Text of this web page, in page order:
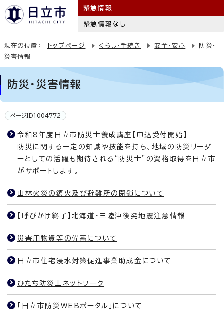
緊急情報
緊急情報なし
現在の位置： トップページ くらし・手続き 安全・安心
防災・
災害情報
防災・災害情報
ページID1004772
令和8年度日立市防災士養成講座【申込受付開始】
防災に関する一定の知識や技能を持ち、地域の防災リーダ
ーとしての活躍も期待される“防災士”の資格取得を日立市
がサポートします。
山林火災の鎮火及び避難所の閉鎖について
【呼びかけ終了】北海道・三陸沖後発地震注意情報
災害用物資等の備蓄について
日立市住宅浸水対策促進事業助成金について
ひたち防災士ネットワーク
「日立市防災WEBポータル」について